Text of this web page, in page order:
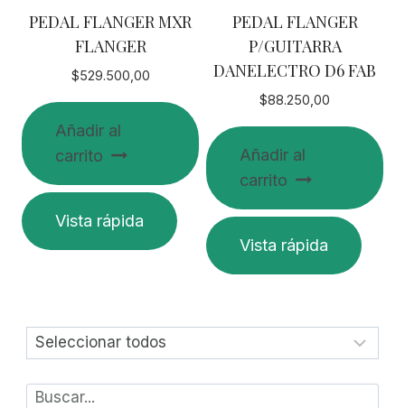
PEDAL FLANGER MXR
FLANGER
$529.500,00
Añadir al
carrito
Vista rápida
PEDAL FLANGER
P/GUITARRA
DANELECTRO D6 FAB
$88.250,00
Añadir al
carrito
Vista rápida